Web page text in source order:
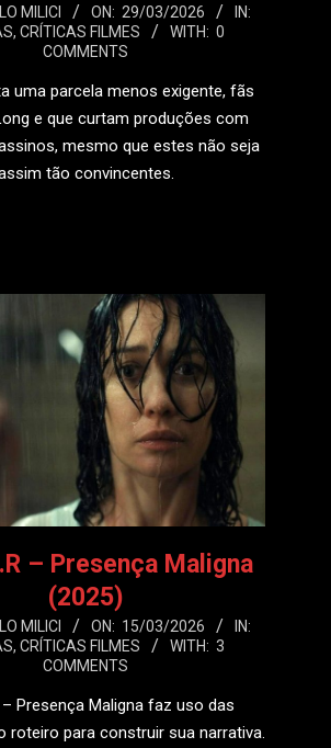
MILICI ON: 29/03/2026
IN:
, CRÍTICAS FILMES WITH: 0
COMMENTS
uma parcela menos exigente, fãs
e que curtam produções com
mesmo que estes não seja
tão convincentes.
– Presença Maligna
(2025)
MILICI ON: 15/03/2026
IN:
, CRÍTICAS FILMES WITH: 3
COMMENTS
– Presença Maligna faz uso das
roteiro para construir sua narrativa.